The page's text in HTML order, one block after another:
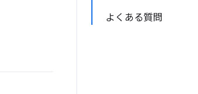
よくある質問